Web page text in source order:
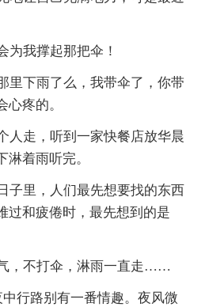
为我撑起那把伞！
里下雨了么，我带伞了，你带
心疼的。
人走，听到一家快餐店放华晨
淋着雨听完。
子里，人们最先想要找的东西
过和疲倦时，最先想到的是
，不打伞，淋雨一直走……
行路别有一番情趣。夜风微